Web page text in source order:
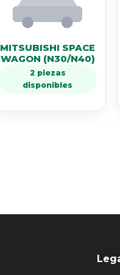
MITSUBISHI SPACE
WAGON (N30/N40)
2 piezas
disponibles